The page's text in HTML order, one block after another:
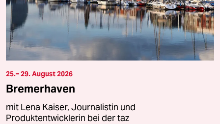
25.– 29. August 2026
Bremerhaven
mit Lena Kaiser, Journalistin und
Produktentwicklerin bei der taz